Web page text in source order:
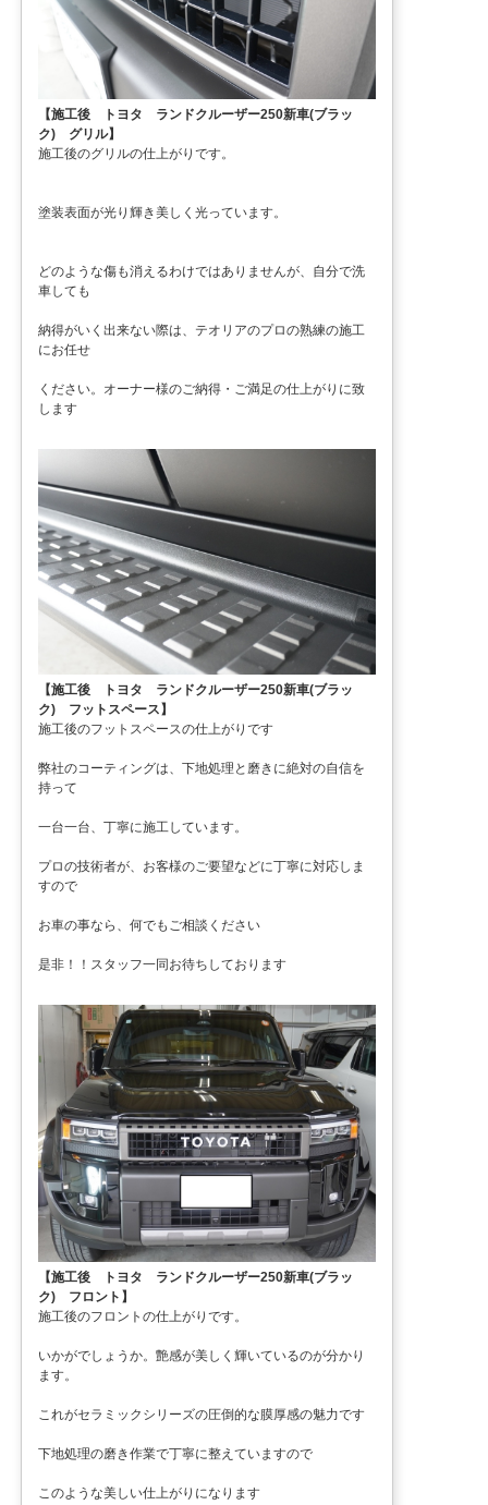
【施工後 トヨタ ランドクルーザー250新車(ブラッ
ク) グリル】
施工後のグリルの仕上がりです。
塗装表面が光り輝き美しく光っています。
どのような傷も消えるわけではありませんが、自分で洗
車しても
納得がいく出来ない際は、テオリアのプロの熟練の施工
にお任せ
ください。オーナー様のご納得・ご満足の仕上がりに致
します
【施工後 トヨタ ランドクルーザー250新車(ブラッ
ク) フットスペース】
施工後のフットスペースの仕上がりです
弊社のコーティングは、下地処理と磨きに絶対の自信を
持って
一台一台、丁寧に施工しています。
プロの技術者が、お客様のご要望などに丁寧に対応しま
すので
お車の事なら、何でもご相談ください
是非！！スタッフ一同お待ちしております
【施工後 トヨタ ランドクルーザー250新車(ブラッ
ク) フロント】
施工後のフロントの仕上がりです。
いかがでしょうか。艶感が美しく輝いているのが分かり
ます。
これがセラミックシリーズの圧倒的な膜厚感の魅力です
下地処理の磨き作業で丁寧に整えていますので
このような美しい仕上がりになります